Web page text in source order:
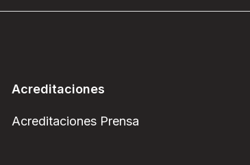
Acreditaciones
Acreditaciones Prensa